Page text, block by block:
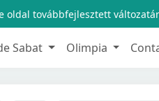
oldal továbbfejlesztett
Sabat Olimpia